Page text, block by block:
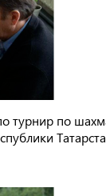
турнир по